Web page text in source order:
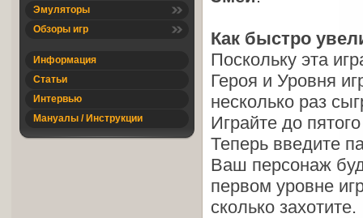
Эмуляторы
Обзоры игр
Информация
Статьи
Интервью
Мануалы / Инструкции
Как быстро
Поскольку эта
Героя и Уровня
несколько раз
Играйте до
Теперь введите
Ваш персонаж
первом уровне
сколько захотите.